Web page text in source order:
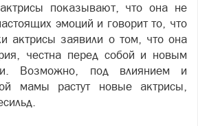
показывают, что она не
эмоций и говорит то, что
актрисы заявили о том, что она
честна перед собой и новым
Возможно, под влиянием и
мамы растут новые актрисы,